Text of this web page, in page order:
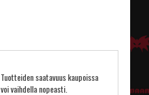
Tuotteiden saatavuus kaupoissa
voi vaihdella nopeasti.